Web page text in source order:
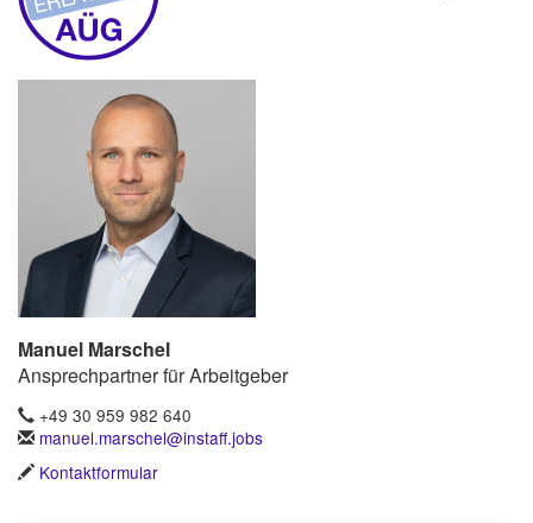
Manuel Marschel
Ansprechpartner für Arbeitgeber
+49 30 959 982 640
manuel.marschel@instaff.jobs
Kontaktformular